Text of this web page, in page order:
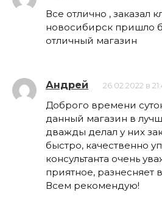
Все отлично , заказал
новосибирск пришло
отличный магазин
Андрей 26.02.2022 в
Доброго времени
данный магазин в
дважды делал у них
быстро, качественно
консультанта очень
приятное, разнесняет
Всем рекомендую!